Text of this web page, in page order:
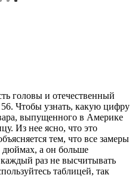
головы и отечественный
56. Чтобы узнать, какую цифру
выпущенного в Америке
Из нее ясно, что это
тем, что все замеры
дюймах, а он больше
раз не высчитывать
таблицей, так